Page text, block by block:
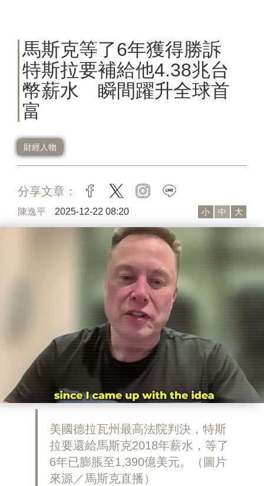
馬斯克等了6年獲得勝訴
特斯拉要補給他4.38兆台
幣薪水 瞬間躍升全球首
富
財經人物
分享文章： facebook
twitter instagram
陳逸平 2025-12-22 08:20 小 中 大
美國德拉瓦州最高法院判決，特斯
拉要還給馬斯克2018年薪水，等了
6年已膨脹至1,390億美元。（圖片
來源／馬斯克直播）